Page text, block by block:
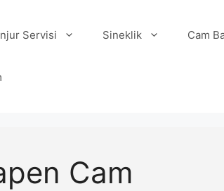
Servisi Sineklik Cam
Cam